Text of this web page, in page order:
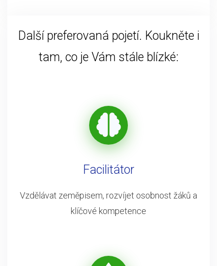
Další preferovaná pojetí. Koukněte i
tam, co je Vám stále blízké:
Facilitátor
Vzdělávat zeměpisem, rozvíjet osobnost žáků a
klíčové kompetence